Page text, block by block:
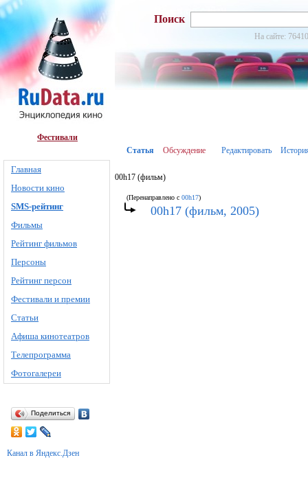
Фестивали
Главная
Новости кино
SMS-рейтинг
Фильмы
Рейтинг фильмов
Персоны
Рейтинг персон
Фестивали и премии
Статьи
Афиша кинотеатров
Телепрограмма
Фотогалереи
Поделиться
Канал в Яндекс.Дзен
Поиск
На сайте:
Статья Обсуждение Редактировать
00h17 (фильм)
(Перенаправлено с 00h17)
00h17 (фильм, 2005)